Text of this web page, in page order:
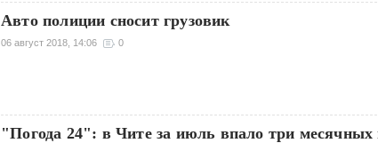
Авто полиции сносит грузовик
06 август 2018, 14:06 0
"Погода 24": в Чите за июль впало три месячных